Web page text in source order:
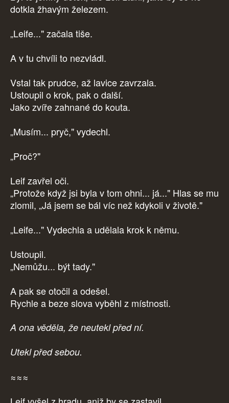
dotkla žhavým železem.
„Leife..." začala tiše.
A v tu chvíli to nezvládl.
Vstal tak prudce, až lavice zavrzala.
Ustoupil o krok, pak o další.
Jako zvíře zahnané do kouta.
„Musím... pryč," vydechl.
„Proč?"
Leif zavřel oči.
„Protože když jsi byla v tom ohni... já..." Hlas se mu
zlomil, „Já jsem se bál víc než kdykoli v životě."
„Leife..." Vydechla a udělala krok k němu.
Ustoupil.
„Nemůžu... být tady."
A pak se otočil a odešel.
Rychle a beze slova vyběhl z místnosti.
A ona věděla, že neutekl před ní.
Utekl před sebou.
≈≈≈